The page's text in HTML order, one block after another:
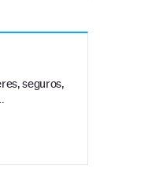
seguros,